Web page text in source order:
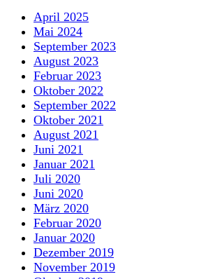
April 2025
Mai 2024
September 2023
August 2023
Februar 2023
Oktober 2022
September 2022
Oktober 2021
August 2021
Juni 2021
Januar 2021
Juli 2020
Juni 2020
März 2020
Februar 2020
Januar 2020
Dezember 2019
November 2019